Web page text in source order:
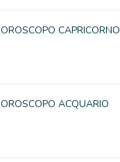
OROSCOPO CAPRICORNO
OROSCOPO ACQUARIO